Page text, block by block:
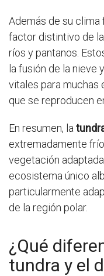
Además de su
factor distintivo de la
ríos y pantanos.
la fusión de la nieve
vitales para muchas
que se reproducen
En resumen, la
extremadamente
vegetación
ecosistema único
particularmente
de la región polar.
¿Qué
tundra y el